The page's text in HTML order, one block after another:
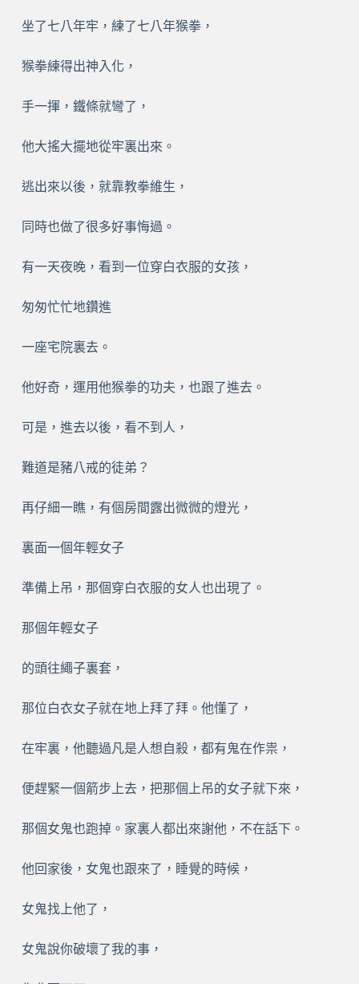
坐了七八年牢，練了七八年猴拳，
猴拳練得出神入化，
手一揮，鐵條就彎了，
他大搖大擺地從牢裏出來。
逃出來以後，就靠教拳維生，
同時也做了很多好事悔過。
有一天夜晚，看到一位穿白衣服的女孩，
匆匆忙忙地鑽進
一座宅院裏去。
他好奇，運用他猴拳的功夫，也跟了進去。
可是，進去以後，看不到人，
難道是豬八戒的徒弟？
再仔細一瞧，有個房間露出微微的燈光，
裏面一個年輕女子
準備上吊，那個穿白衣服的女人也出現了。
那個年輕女子
的頭往繩子裏套，
那位白衣女子就在地上拜了拜。他懂了，
在牢裏，他聽過凡是人想自殺，都有鬼在作祟，
便趕緊一個箭步上去，把那個上吊的女子就下來，
那個女鬼也跑掉。家裏人都出來謝他，不在話下。
他回家後，女鬼也跟來了，睡覺的時候，
女鬼找上他了，
女鬼說你破壞了我的事，